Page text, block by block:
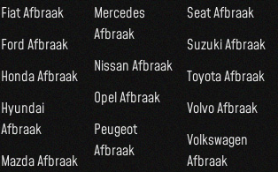
Fiat Afbraak
Ford Afbraak
Honda Afbraak
Hyundai
Afbraak
Mazda Afbraak
Mercedes
Afbraak
Nissan Afbraak
Opel Afbraak
Peugeot
Afbraak
Seat Afbraak
Suzuki Afbraak
Toyota Afbraak
Volvo Afbraak
Volkswagen
Afbraak